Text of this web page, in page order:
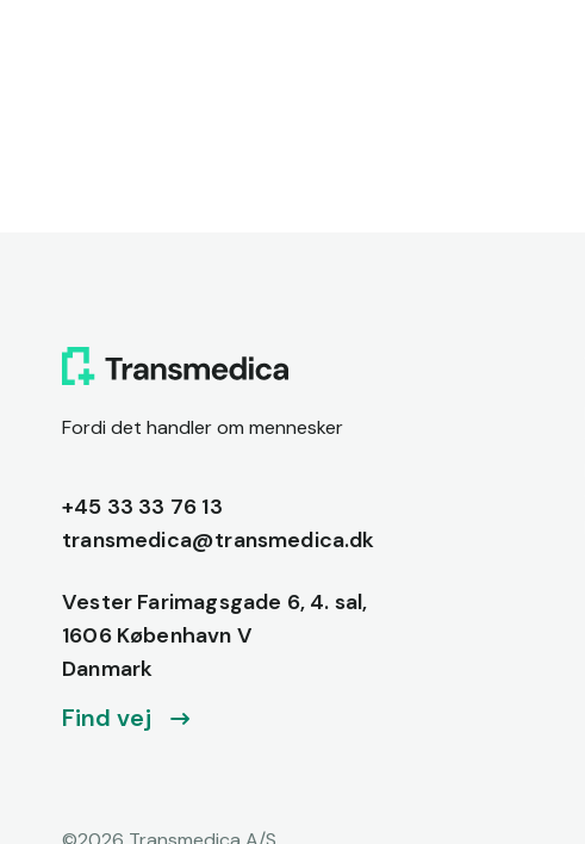
Fordi det handler om mennesker
+45 33 33 76 13
transmedica@transmedica.dk
Vester Farimagsgade 6, 4. sal,
1606 København V
Danmark
Find vej